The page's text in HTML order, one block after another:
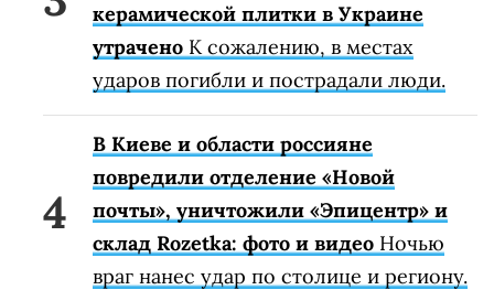
керамической плитки в Украине
утрачено К сожалению, в местах
ударов погибли и пострадали люди.
В Киеве и области россияне
повредили отделение «Новой
почты», уничтожили «Эпицентр» и
склад Rozetka: фото и видео Ночью
враг нанес удар по столице и региону.